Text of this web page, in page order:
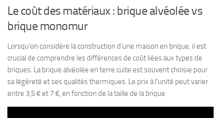
Le coût des matériaux : brique alvéolée vs
brique monomur
Lorsqu’on considère la construction d’une maison en brique, il est
crucial de comprendre les différences de coût liées aux types de
briques. La brique alvéolée en terre cuite est souvent choisie pour
sa légèreté et ses qualités thermiques. Le prix à l’unité peut varier
entre 3,5 € et 7 €, en fonction de la taille de la brique.